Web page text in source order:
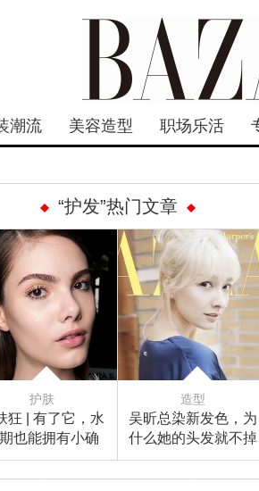
潮流 美容造型 职场乐活
“护发”热门文章
护肤
狂 | 有了它，水
也能拥有小确
既能开运又能美
翻天哦！
造型
吴昕总染新发色，为
什么她的头发就不掉
色呢？